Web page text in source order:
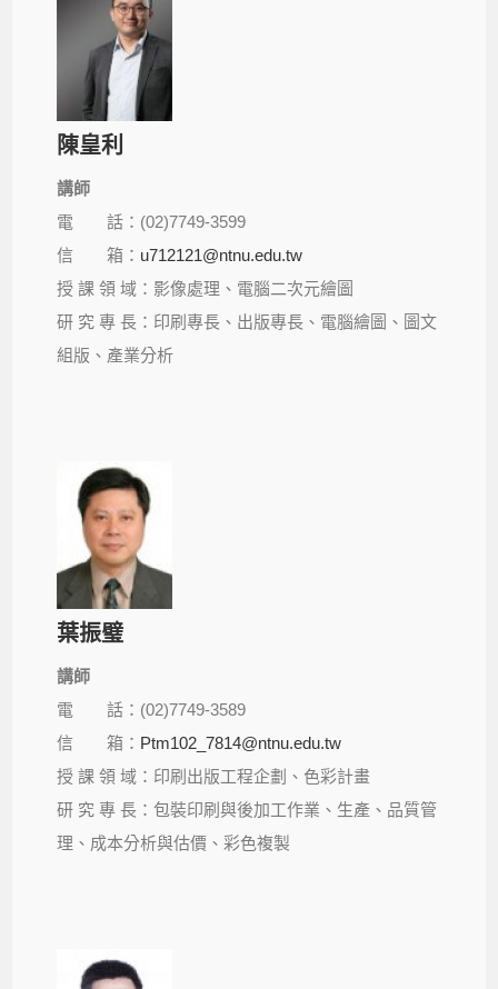
陳皇利
講師
電 話：(02)7749-3599
信 箱： u712121@ntnu.edu.tw
授 課 領 域：影像處理、電腦二次元繪圖
研 究 專 長：印刷專長、出版專長、電腦繪圖、圖文
組版、產業分析
葉振璧
講師
電 話：(02)7749-3589
信 箱： Ptm102_7814@ntnu.edu.tw
授 課 領 域：印刷出版工程企劃、色彩計畫
研 究 專 長：包裝印刷與後加工作業、生產、品質管
理、成本分析與估價、彩色複製